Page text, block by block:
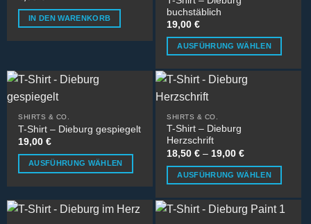
IN DEN WARENKORB
buchstäblich
19,00€
AUSFÜHRUNG WÄHLEN
Produkt
Varianten
auf.
Die
Optionen
können
der
SHIRTS & CO.
T-Shirt – Dieburg gespiegelt
19,00€
AUSFÜHRUNG WÄHLEN
weist
SHIRTS & CO.
T-Shirt – Dieburg
Herzschrift
18,50€ – 19,00€
AUSFÜHRUNG WÄHLEN
Produkt